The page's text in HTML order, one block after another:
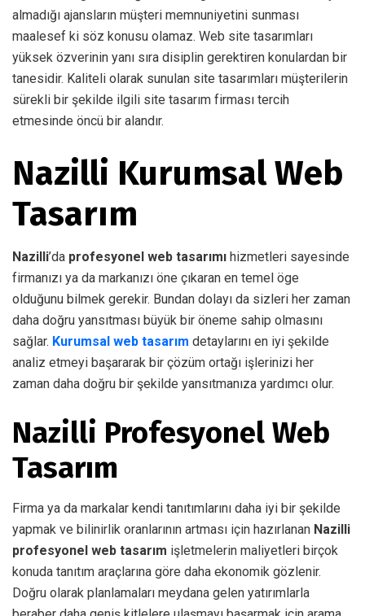
almadığı ajansların müşteri memnuniyetini sunması
maalesef ki söz konusu olamaz. Web site tasarımları
yüksek özverinin yanı sıra disiplin gerektiren konulardan bir
tanesidir. Kaliteli olarak sunulan site tasarımları müşterilerin
sürekli bir şekilde ilgili site tasarım firması tercih
etmesinde öncü bir alandır.
Nazilli Kurumsal Web
Tasarım
Nazilli’da profesyonel web tasarımı hizmetleri sayesinde
firmanızı ya da markanızı öne çıkaran en temel öge
olduğunu bilmek gerekir. Bundan dolayı da sizleri her zaman
daha doğru yansıtması büyük bir öneme sahip olmasını
sağlar. Kurumsal web tasarım detaylarını en iyi şekilde
analiz etmeyi başararak bir çözüm ortağı işlerinizi her
zaman daha doğru bir şekilde yansıtmanıza yardımcı olur.
Nazilli Profesyonel Web
Tasarım
Firma ya da markalar kendi tanıtımlarını daha iyi bir şekilde
yapmak ve bilinirlik oranlarının artması için hazırlanan Nazilli
profesyonel web tasarım işletmelerin maliyetleri birçok
konuda tanıtım araçlarına göre daha ekonomik gözlenir.
Doğru olarak planlamaları meydana gelen yatırımlarla